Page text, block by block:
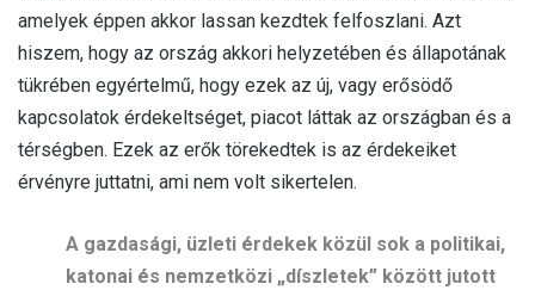
amelyek éppen akkor lassan kezdtek felfoszlani. Azt
hiszem, hogy az ország akkori helyzetében és állapotának
tükrében egyértelmű, hogy ezek az új, vagy erősödő
kapcsolatok érdekeltséget, piacot láttak az országban és a
térségben. Ezek az erők törekedtek is az érdekeiket
érvényre juttatni, ami nem volt sikertelen.
A gazdasági, üzleti érdekek közül sok a politikai,
katonai és nemzetközi „díszletek” között jutott